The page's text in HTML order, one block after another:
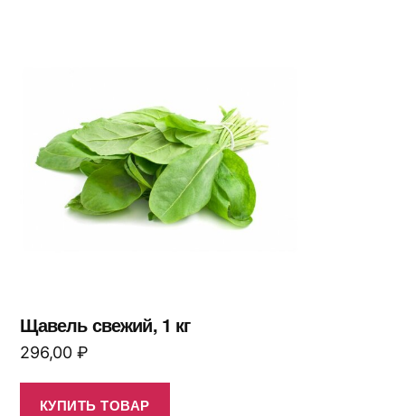
Щавель свежий, 1 кг
296,00 ₽
КУПИТЬ ТОВАР